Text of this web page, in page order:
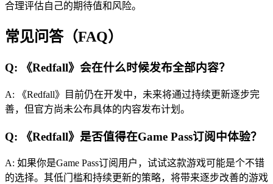
合理评估自己的期待值和风险。
常见问答（FAQ）
Q: 《Redfall》会在什么时候发布全部内容？
A: 《Redfall》目前仍在开发中，未来将通过持续更新逐步完
善，但官方尚未公布具体的内容发布计划。
Q: 《Redfall》是否值得在Game Pass订阅中体验？
A: 如果你是Game Pass订阅用户，试试这款游戏可能是个不错
的选择。其低门槛和持续更新的策略，将带来逐步改善的游戏